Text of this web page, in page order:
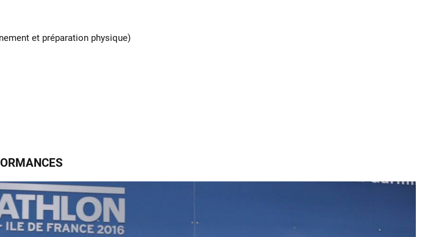
et préparation physique)